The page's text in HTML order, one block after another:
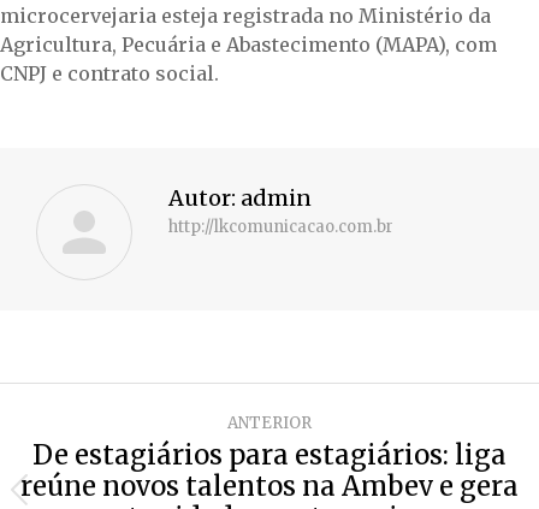
microcervejaria esteja registrada no Ministério da
Agricultura, Pecuária e Abastecimento (MAPA), com
CNPJ e contrato social.
Autor: admin
http://lkcomunicacao.com.br
de
post:
ANTERIOR
Post
De estagiários para estagiários: liga
reúne novos talentos na Ambev e gera